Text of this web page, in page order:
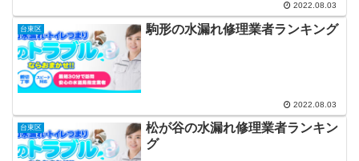
2022.08.03
台東区 駒形の水漏れ修理業者ランキング
2022.08.03
台東区
松が谷の水漏れ修理業者ランキン
グ